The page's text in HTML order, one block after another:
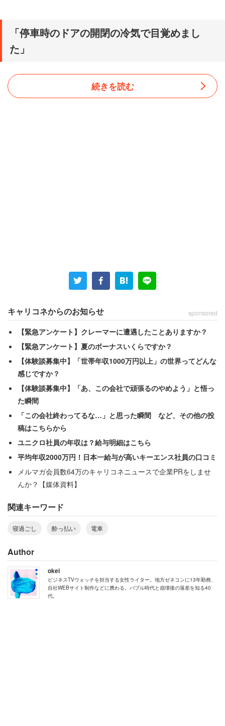
「停車時のドアの開閉の冷気で目覚めまし
た」
あり乗車しました」
と静岡まで一直線の列車に乗り込んだ。
「冬の時期にお酒を飲んだ後に乗車して、車内の暖房も心
地好く眠りこけ」
「停車時のドアの開閉の冷気で目覚めました」
と振り返る男性。到着した駅は
「湯河原でした」
地まで運ばれていた。
て小田原でタクシーに乗り継ぎ自宅に戻りました」
と苦い大失敗を打ち明けた男性。戸塚までのタクシー代
は、湯河原で1泊できたくらいの金額だったかもしれな
続きを読む
キャリコネからのお知らせ sponsored
【緊急アンケート】クレーマーに遭遇したことありますか？
【緊急アンケート】夏のボーナスいくらですか？
【体験談募集中】「世帯年収1000万円以上」の世界ってどんな
感じですか？
【体験談募集中】「あ、この会社で頑張るのやめよう」と悟っ
た瞬間
「この会社終わってるな…」と思った瞬間 など、その他の投
稿はこちらから
ユニクロ社員の年収は？給与明細はこちら
平均年収2000万円！日本一給与が高いキーエンス社員の口コミ
メルマガ会員数64万のキャリコネニュースで企業PRをしませ
んか？【媒体資料】
関連キーワード
寝過ごし 酔っ払い 電車
Author
okei
ビジネスTVウォッチを担当する女性ライター。地方ゼネコンに13年勤務、
自社WEBサイト制作などに携わる。バブル時代と崩壊後の落差を知る40
代。